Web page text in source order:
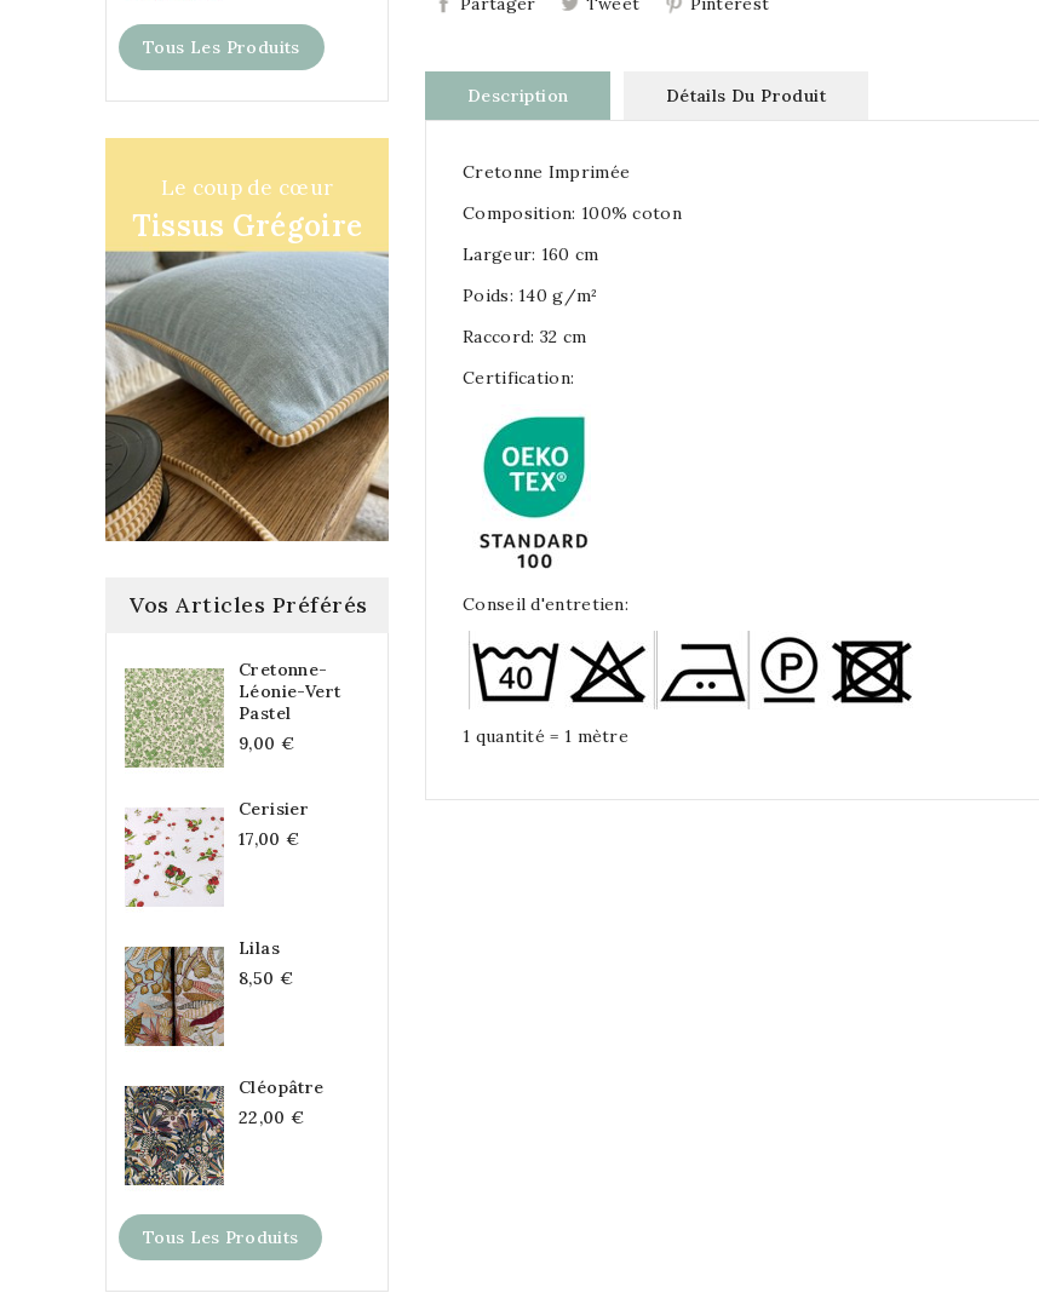
Tous Les Produits
Le coup de cœur
Tissus Grégoire
Vos Articles Préférés
Cretonne-
Léonie-Vert
Pastel
9,00 €
Cerisier
17,00 €
Lilas
8,50 €
Cléopâtre
22,00 €
Tous Les Produits
Description Détails Du Produit
Cretonne Imprimée
Composition: 100% coton
Largeur: 160 cm
Poids: 140 g/m²
Raccord: 32 cm
Certification:
Conseil d'entretien:
1 quantité = 1 mètre